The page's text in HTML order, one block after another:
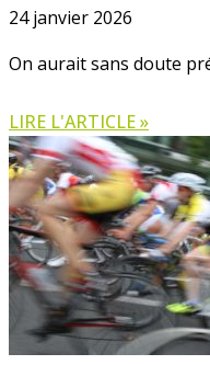
24 janvier 2026
On aurait sans doute
LIRE L'ARTICLE »